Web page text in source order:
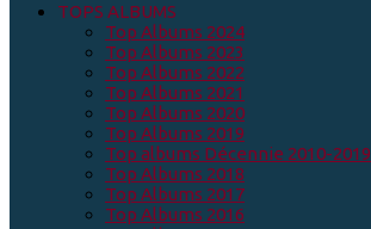
TOPS ALBUMS
Top Albums 2024
Top Albums 2023
Top Albums 2022
Top Albums 2021
Top Albums 2020
Top Albums 2019
Top albums Décennie 2010-2019
Top Albums 2018
Top Albums 2017
Top Albums 2016